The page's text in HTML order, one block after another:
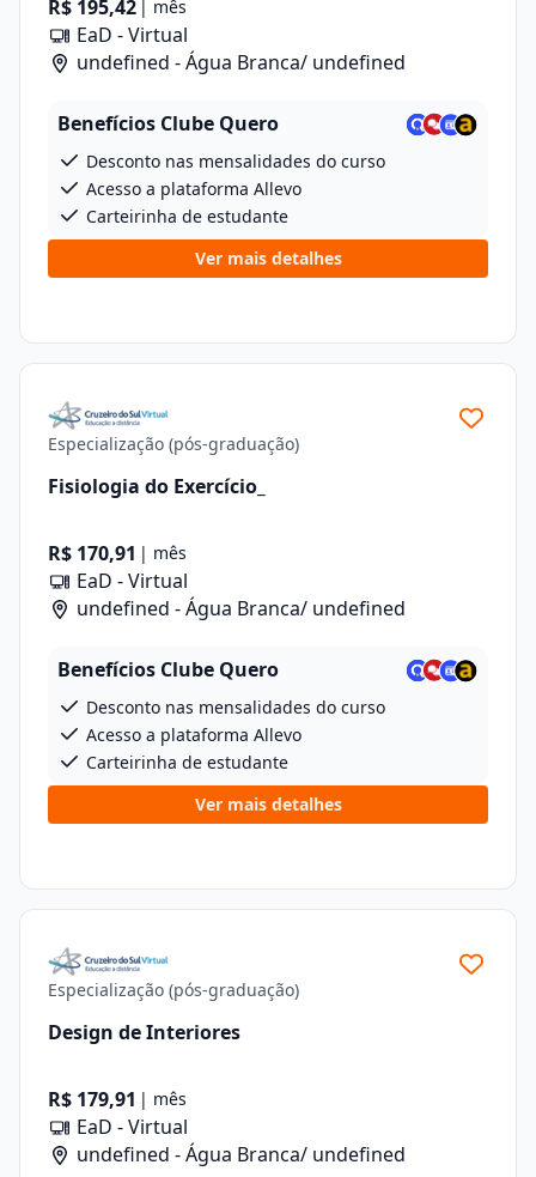
R$ 195,42 | mês
EaD - Virtual
undefined - Água Branca/ undefined
Benefícios Clube Quero
Desconto nas mensalidades do curso
Acesso a plataforma Allevo
Carteirinha de estudante
Ver mais detalhes
Especialização (pós-graduação)
Fisiologia do Exercício_
R$ 170,91 | mês
EaD - Virtual
undefined - Água Branca/ undefined
Benefícios Clube Quero
Desconto nas mensalidades do curso
Acesso a plataforma Allevo
Carteirinha de estudante
Ver mais detalhes
Especialização (pós-graduação)
Design de Interiores
R$ 179,91 | mês
EaD - Virtual
undefined - Água Branca/ undefined